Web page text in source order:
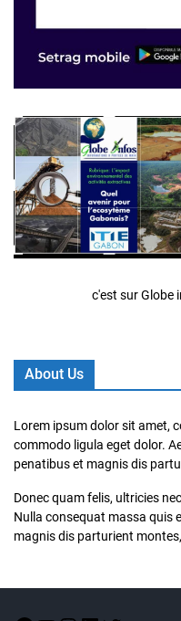
c'est sur Globe
About Us
Lorem ipsum dolor sit amet,
commodo ligula eget dolor.
penatibus et magnis dis
Donec quam felis, ultricies
Nulla consequat massa quis
magnis dis parturient